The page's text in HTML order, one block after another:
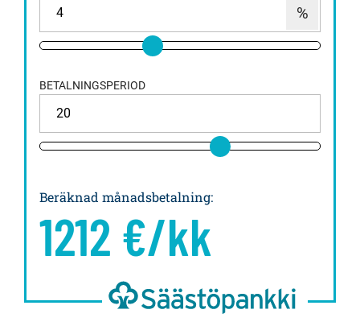
BETALNINGSPERIOD
Beräknad månadsbetalning:
1212 €/kk